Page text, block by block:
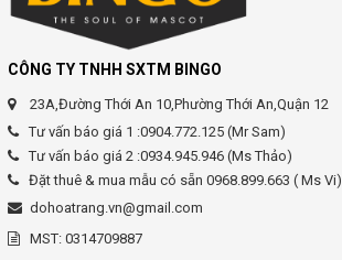
CÔNG TY TNHH SXTM BINGO
23A,Đường Thới An 10,Phường Thới An,Quận 12
Tư vấn báo giá 1 :0904.772.125 (Mr Sam)
Tư vấn báo giá 2 :0934.945.946 (Ms Thảo)
Đặt thuê & mua mẫu có sẵn 0968.899.663 ( Ms Vi)
dohoatrang.vn@gmail.com
MST: 0314709887